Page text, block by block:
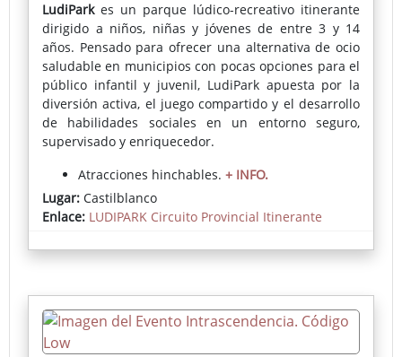
LudiParkes un parque lúdico-recreativo itinerante
dirigido a niños, niñas y jóvenes de entre 3 y 14
años. Pensado para ofrecer una alternativa de ocio
saludable en municipios con pocas opciones para el
público infantil y juvenil, LudiPark apuesta por la
diversión activa, el juego compartido y el desarrollo
de habilidades sociales en un entorno seguro,
supervisado y enriquecedor.
Atracciones hinchables. + INFO.
Inscripciones:En el Ayuntamiento o directamente
en el parque el día del evento.
Lugar: Castilblanco
Enlace: LUDIPARK Circuito Provincial Itinerante